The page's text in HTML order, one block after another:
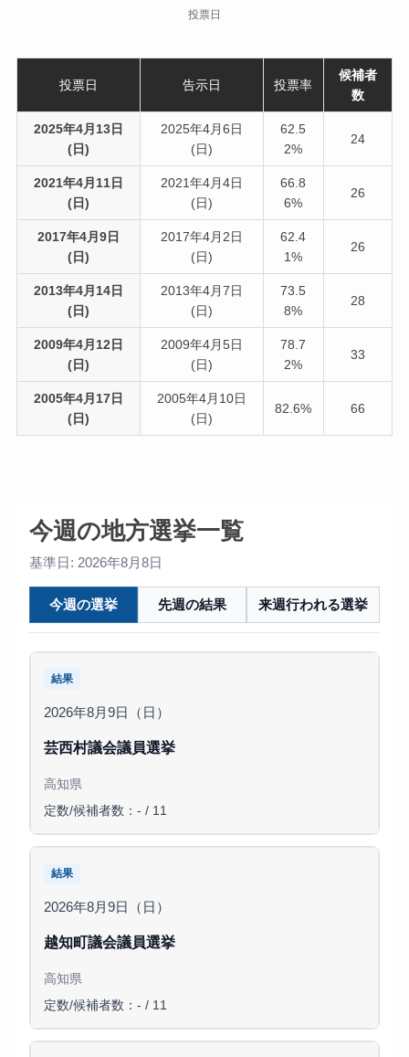
投票日 告示日 投票率
候補者
数
2025年4月13日
(日)
2025年4月6日
(日)
62.5
2%
24
2021年4月11日
(日)
2021年4月4日
(日)
66.8
6%
26
2017年4月9日
(日)
2017年4月2日
(日)
62.4
1%
26
2013年4月14日
(日)
2013年4月7日
(日)
73.5
8%
28
2009年4月12日
(日)
2009年4月5日
(日)
78.7
2%
33
2005年4月17日
(日)
2005年4月10日
(日)
82.6% 66
今週の地方選挙一覧
基準日: 2026年8月8日
今週の選挙 先週の結果 来週行われる選挙
結果
2026年8月9日（日）
芸西村議会議員選挙
高知県
定数/候補者数：- / 11
結果
2026年8月9日（日）
越知町議会議員選挙
高知県
定数/候補者数：- / 11